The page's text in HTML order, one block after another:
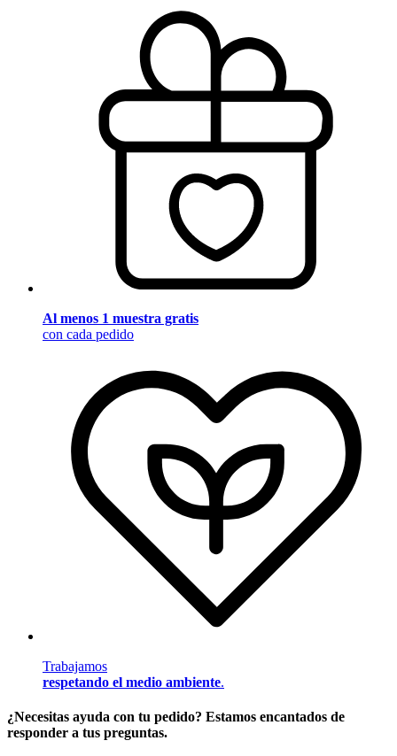
Al menos 1 muestra gratis
con cada pedido
Trabajamos
respetando el medio ambiente.
¿Necesitas ayuda con tu pedido? Estamos encantados de
responder a tus preguntas.